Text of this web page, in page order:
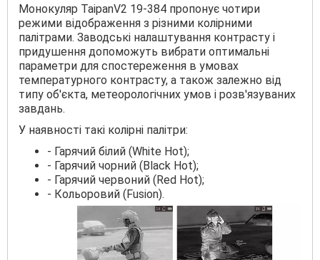
Монокуляр TaipanV2 19-384 пропонує чотири
режими відображення з різними колірними
палітрами. Заводські налаштування контрасту і
придушення допоможуть вибрати оптимальні
параметри для спостереження в умовах
температурного контрасту, а також залежно від
типу об'єкта, метеорологічних умов і розв'язуваних
завдань.
У наявності такі колірні палітри:
- Гарячий білий (White Hot);
- Гарячий чорний (Black Hot);
- Гарячий червоний (Red Hot);
- Кольоровий (Fusion).